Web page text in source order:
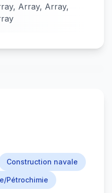
Array, Array,
Construction navale
Pétrochimie